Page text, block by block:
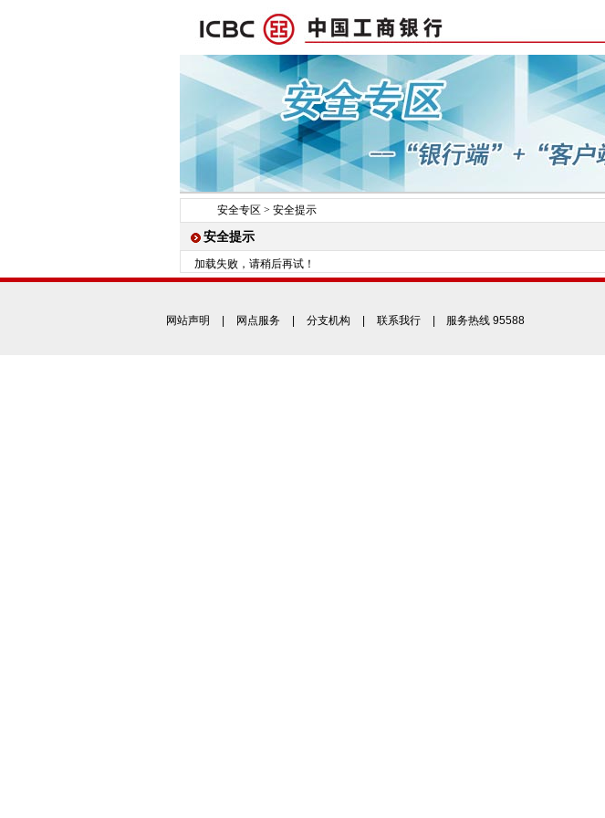
安全专区 > 安全提示
安全提示
加载失败，请稍后再试！
网站声明 网点服务 分支机构 联系我行 | 服务热线 95588